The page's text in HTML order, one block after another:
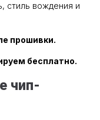
стиль вождения и
прошивки.
бесплатно.
чип-